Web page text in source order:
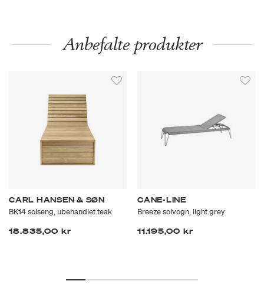
Anbefalte produkter
CARL HANSEN & SØN
BK14 solseng, ubehandlet teak
18.835,00 kr
CANE-LINE
Breeze solvogn, light grey
11.195,00 kr